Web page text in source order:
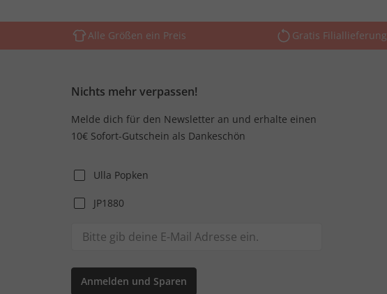
Alle Größen ein Preis Gratis Filiallieferung
Nichts mehr verpassen!
Melde dich für den Newsletter an und erhalte einen
10€ Sofort-Gutschein als Dankeschön
Ulla Popken
JP1880
Anmelden und Sparen